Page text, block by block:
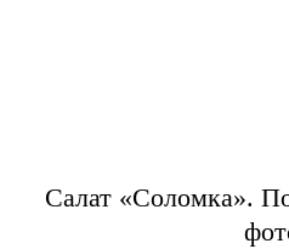
Салат «Соломка».